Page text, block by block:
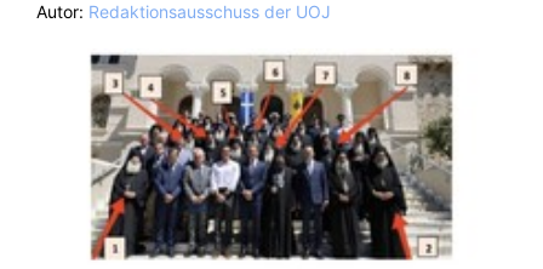
Autor: Redaktionsausschuss der UOJ